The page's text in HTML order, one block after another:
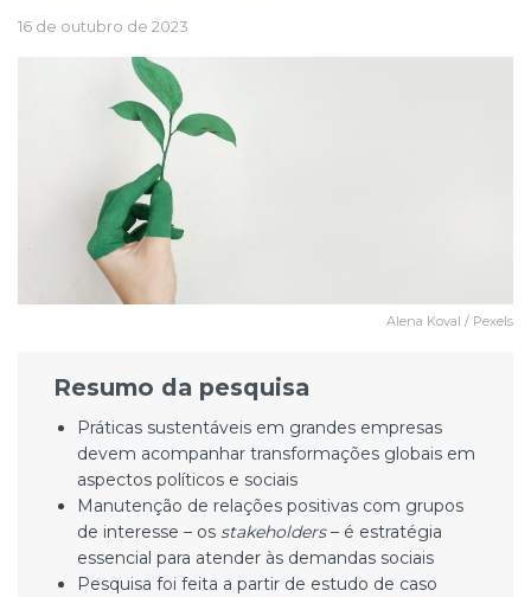
16 de outubro de 2023
Alena Koval / Pexels
Resumo da pesquisa
Práticas sustentáveis em grandes empresas
devem acompanhar transformações globais em
aspectos políticos e sociais
Manutenção de relações positivas com grupos
de interesse – os stakeholders– é estratégia
essencial para atender às demandas sociais
Pesquisa foi feita a partir de estudo de caso